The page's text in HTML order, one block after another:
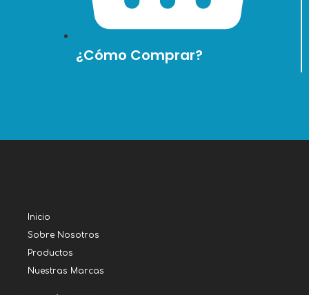
¿Cómo Comprar?
Inicio
Sobre Nosotros
Productos
Nuestras Marcas